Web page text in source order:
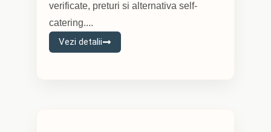
verificate, preturi si alternativa self-
catering....
Vezi detalii